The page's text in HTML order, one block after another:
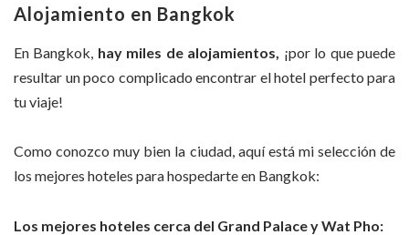
Alojamiento en Bangkok
En Bangkok, hay miles de alojamientos, ¡por lo que puede
resultar un poco complicado encontrar el hotel perfecto para
tu viaje!
Como conozco muy bien la ciudad, aquí está mi selección de
los mejores hoteles para hospedarte en Bangkok:
Los mejores hoteles cerca del Grand Palace y Wat Pho: